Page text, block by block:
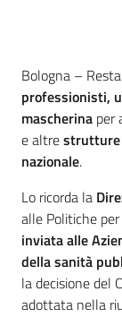
Contenuto
Bologna –
professionisti,
mascherina per
e altre
nazionale.
Lo ricorda la
alle Politiche
inviata alle
della sanità
la decisione del
adottata nella